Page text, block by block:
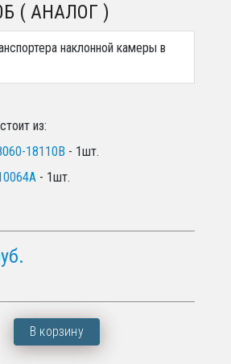
( АНАЛОГ )
из:
18110В - 1шт.
- 1шт.
В корзину